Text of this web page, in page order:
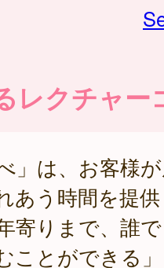
レクチャー
」は、お客様
あう時間を提
寄りまで、誰
ことができる